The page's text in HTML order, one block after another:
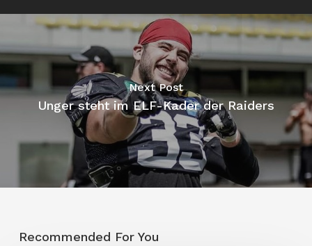
Next Post
Unger steht im ELF-Kader der Raiders
Recommended For You